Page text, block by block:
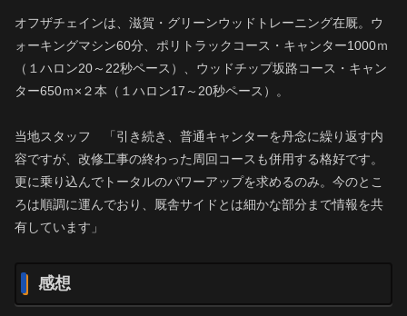
オフザチェインは、滋賀・グリーンウッドトレーニング在厩。ウ
ォーキングマシン60分、ポリトラックコース・キャンター1000ｍ
（１ハロン20～22秒ペース）、ウッドチップ坂路コース・キャン
ター650ｍ×２本（１ハロン17～20秒ペース）。
当地スタッフ 「引き続き、普通キャンターを丹念に繰り返す内
容ですが、改修工事の終わった周回コースも併用する格好です。
更に乗り込んでトータルのパワーアップを求めるのみ。今のとこ
ろは順調に運んでおり、厩舎サイドとは細かな部分まで情報を共
有しています」
感想